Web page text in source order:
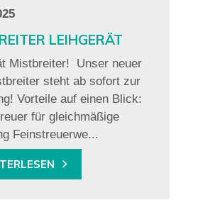
LEIHGERÄT
Mistbreiter! Unser neuer
steht ab sofort zur
Vorteile auf einen Blick:
für gleichmäßige
Feinstreuerwe...